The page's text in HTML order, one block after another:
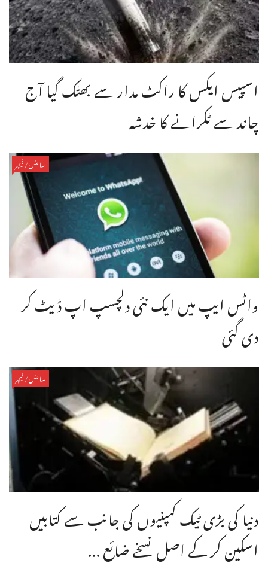
اسپیس ایکس کا راکٹ مدار سے بھٹک گیا آج
چاند سے ٹکرانے کا خدشہ
سائنس/فیچر
واٹس ایپ میں ایک نئی دلچسپ اپ ڈیٹ کر
دی گئی
سائنس/فیچر
دنیا کی بڑی ٹیک کمپنیوں کی جانب سے کتابیں
اسکین کر کے اصل نسخے ضائع ...